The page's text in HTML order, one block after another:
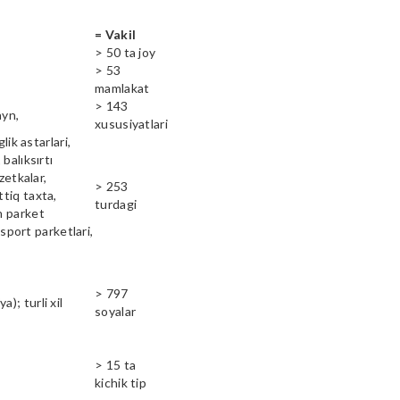
= Vakil
> 50 ta joy
> 53
mamlakat
> 143
xususiyatlari
astarlari,
taxta,
parket
parketlari,
> 253
turdagi
turli xil
> 797
soyalar
> 15 ta
kichik tip